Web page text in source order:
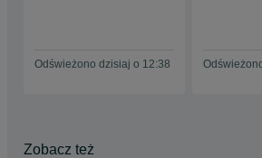
Odświeżono dzisiaj o 12:38
Zobacz też